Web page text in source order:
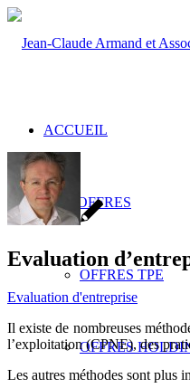
ACCUEIL
NOS OFFRES
OFFRES TPE
OFFRES
Evaluation
Evaluation d'entreprise
Il existe de nombreuses
l’exploitation (CPNE), des
Les autres méthodes sont plus